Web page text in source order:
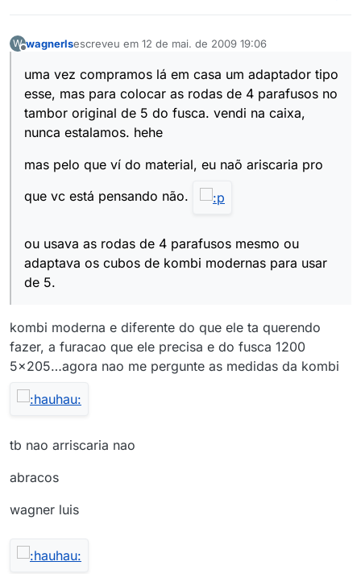
W wagnerlsescreveu em 12 de mai. de 2009 19:06
última edição por
uma vez compramos lá em casa um adaptador tipo
esse, mas para colocar as rodas de 4 parafusos no
tambor original de 5 do fusca. vendi na caixa,
nunca estalamos. hehe
mas pelo que ví do material, eu naõ ariscaria pro
que vc está pensando não.
ou usava as rodas de 4 parafusos mesmo ou
adaptava os cubos de kombi modernas para usar
de 5.
kombi moderna e diferente do que ele ta querendo
fazer, a furacao que ele precisa e do fusca 1200
5x205…agora nao me pergunte as medidas da kombi
tb nao arriscaria nao
abracos
wagner luis